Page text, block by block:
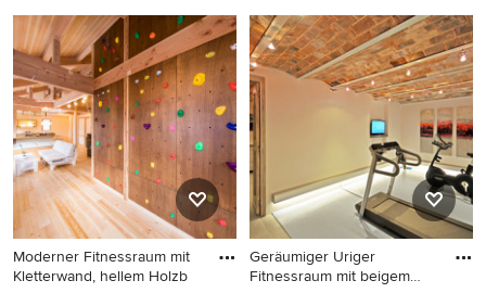
Mediterraner Fitnessraum mit
beigem Boden in Mexiko
Stadt
Multifunktionaler,
Geräumiger Moderner
Fitnessraum mit beigem
Boden in München
Moderner Fitnessraum mit
Kletterwand, hellem Holzb
Geräumiger Uriger
Fitnessraum mit beigem